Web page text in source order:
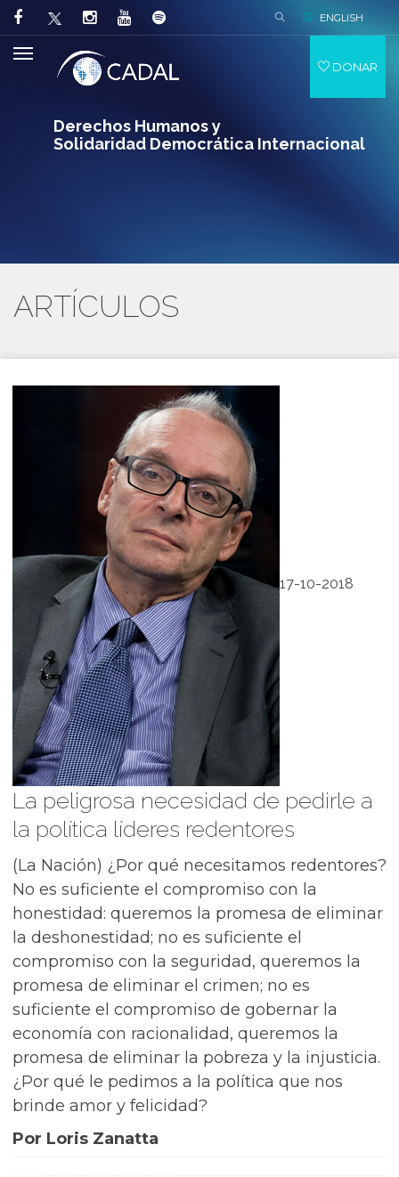
Derechos Humanos y
Solidaridad Democrática Internacional
ENGLISH
DONAR
ARTÍCULOS
17-10-2018
La peligrosa necesidad de pedirle a
la política líderes redentores
(La Nación) ¿Por qué necesitamos redentores?
No es suficiente el compromiso con la
honestidad: queremos la promesa de eliminar
la deshonestidad; no es suficiente el
compromiso con la seguridad, queremos la
promesa de eliminar el crimen; no es
suficiente el compromiso de gobernar la
economía con racionalidad, queremos la
promesa de eliminar la pobreza y la injusticia.
¿Por qué le pedimos a la política que nos
brinde amor y felicidad?
Por Loris Zanatta